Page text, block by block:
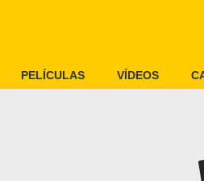
PELÍCULAS VÍDEOS